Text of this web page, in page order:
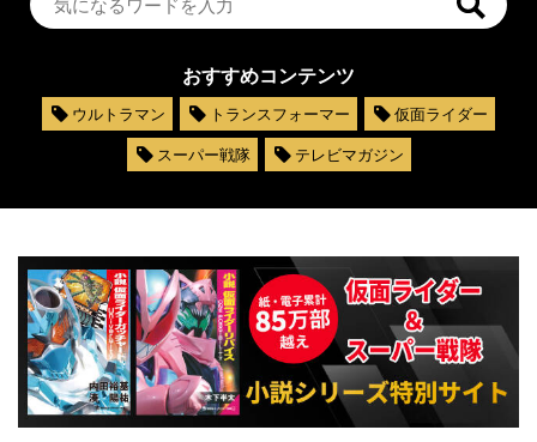
おすすめコンテンツ
ウルトラマン トランスフォーマー
仮面ライダー
スーパー戦隊
テレビマガジン